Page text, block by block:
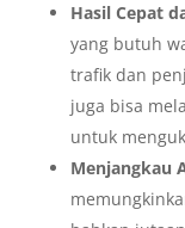
Hasil Cepat
yang butuh
trafik dan
juga bisa
untuk
Menjangkau